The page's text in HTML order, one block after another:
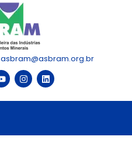
asbram@asbram.org.br